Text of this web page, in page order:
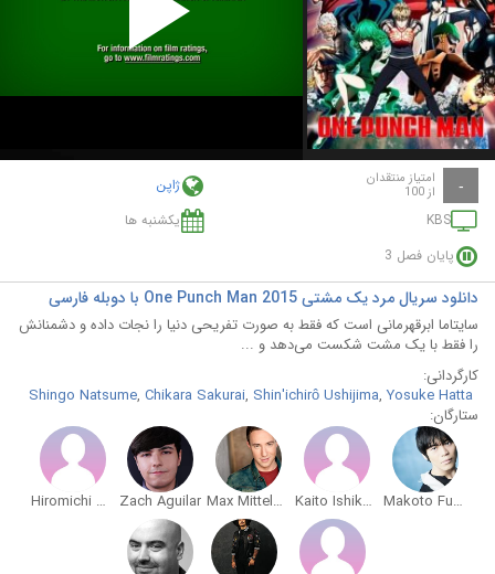
Play
Video
- امتیاز منتقدان
از 100
ژاپن
KBS
یکشنبه ها
پایان فصل 3
دانلود سریال مرد یک مشتی One Punch Man 2015 با دوبله فارسی
سایتاما ابرقهرمانی است که فقط به صورت تفریحی دنیا را نجات داده و دشمنانش
را فقط با یک مشت شکست می‌دهد و ...
کارگردانی:
Shingo Natsume, Chikara Sakurai, Shin'ichirô Ushijima, Yosuke Hatta
ستارگان:
Makoto Furukawa
Kaito Ishikawa
Max Mittelman
Zach Aguilar
Hiromichi Tezuka